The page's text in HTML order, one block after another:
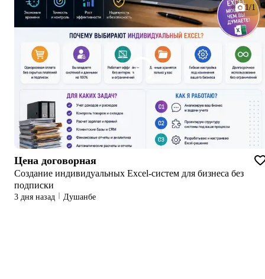
1/1
Цена договорная
Создание индивидуальных Excel-систем для бизнеса без
подписки
3 дня назад Душанбе